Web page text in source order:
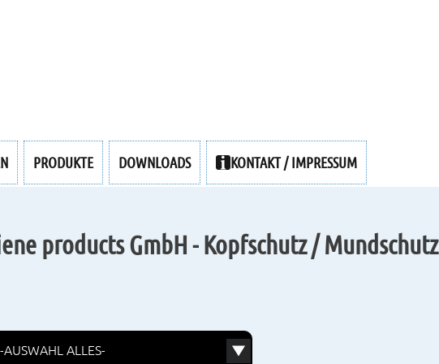
PRODUKTE DOWNLOADS KONTAKT / IMPRESSUM
products GmbH - Kopfschutz / Mundschutz